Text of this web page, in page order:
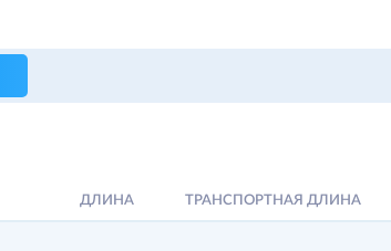
ДЛИНА ТРАНСПОРТНАЯ ДЛИНА